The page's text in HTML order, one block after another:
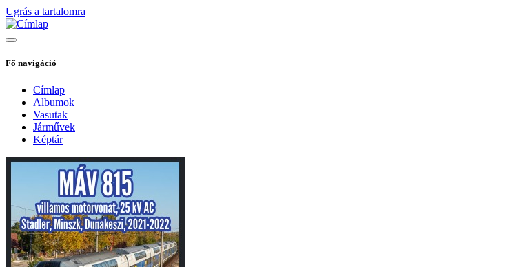
Ugrás a tartalomra
Fő navigáció
Címlap
Albumok
Vasutak
Járművek
Képtár